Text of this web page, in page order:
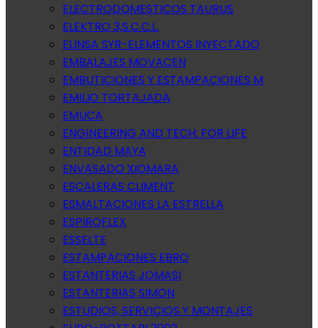
ELECTRODOMESTICOS TAURUS
ELEKTRO 3,S.C.C.L.
ELINSA SYR-ELEMENTOS INYECTADO
EMBALAJES MOVACEN
EMBUTICIONES Y ESTAMPACIONES M
EMILIO TORTAJADA
EMUCA
ENGINEERING AND TECH. FOR LIFE
ENTIDAD MAYA
ENVASADO XIOMARA
ESCALERAS CLIMENT
ESMALTACIONES LA ESTRELLA
ESPIROFLEX
ESSELTE
ESTAMPACIONES EBRO
ESTANTERIAS JOMASI
ESTANTERIAS SIMON
ESTUDIOS, SERVICIOS Y MONTAJES